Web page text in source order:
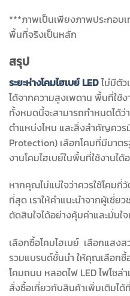
***ภาพเป็นเพียงภาพประกอบ
พื้นที่จริงเป็นหลัก
สรุป
ระยะห่างโคมไฮเบย์ LEDไม่มีตั
ได้จากความสูงเพดาน พื้นที่ใช้
ทั้งหมดนี้จะสามารถกำหนดได้ว่า
ตำแหน่งไหน และสิ่งสำคัญควร
Protection) เลือกโคมที่มีมาตร
งานโคมไฮเบย์ในพื้นที่ใช้งานไ
หากคุณไม่แน่ใจว่าควรใช้โคมกี่
ที่สุด เราให้คำแนะนำจากผู้เชี่
ตัดสินใจได้อย่างคุ้มค่าและมั่นใ
เลือกซื้อโคมไฮเบย์ เลือกแสง
รวมแบรนด์ชั้นนำ ให้คุณเลือกซื้
โคมถนน หลอดไฟ LED ไฟโซล่
สั่งซื้อเกี่ยวกับสินค้าเพิ่มเติมได้ที่